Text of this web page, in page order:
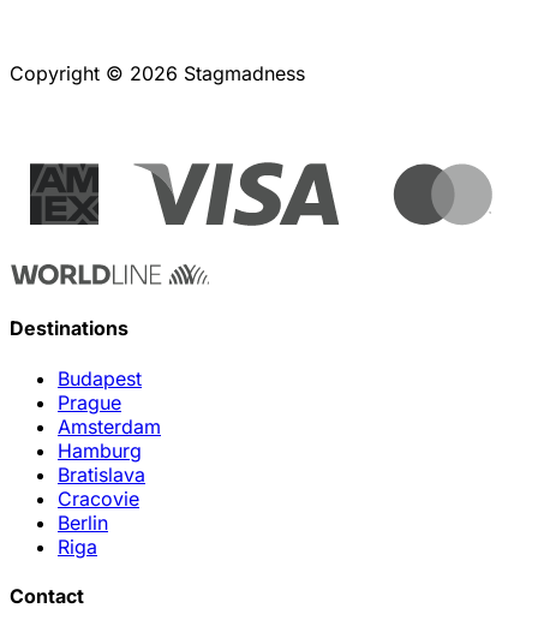
Copyright © 2026 Stagmadness
Destinations
Budapest
Prague
Amsterdam
Hamburg
Bratislava
Cracovie
Berlin
Riga
Contact